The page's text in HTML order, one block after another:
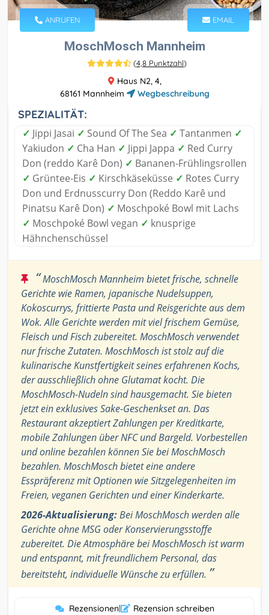
ANRUFEN EMAIL
MoschMosch Mannheim
(4,8 Punktzahl)
Haus N2, 4,
68161 Mannheim
Wegbeschreibung
SPEZIALITÄT:
✓ Jippi Jasai ✓ Sound Of The Sea ✓ Tantanmen ✓
Yakiudon ✓ Cha Han ✓ Jippi Jappa ✓ Red Curry
Don (reddo Karê Don) ✓ Bananen-Frühlingsrollen
✓ Grüntee-Eis ✓ Kirschkäseküsse ✓ Rotes Curry
Don und Erdnusscurry Don (Reddo Karê und
Pinatsu Karê Don) ✓ Moschpoké Bowl mit Lachs
✓ Moschpoké Bowl vegan ✓ knusprige
Hähnchenschüssel
“MoschMosch Mannheim bietet frische, schnelle
Gerichte wie Ramen, japanische Nudelsuppen,
Kokoscurrys, frittierte Pasta und Reisgerichte aus dem
Wok. Alle Gerichte werden mit viel frischem Gemüse,
Fleisch und Fisch zubereitet. MoschMosch verwendet
nur frische Zutaten. MoschMosch ist stolz auf die
kulinarische Kunstfertigkeit seines erfahrenen Kochs,
der ausschließlich ohne Glutamat kocht. Die
MoschMosch-Nudeln sind hausgemacht. Sie bieten
jetzt ein exklusives Sake-Geschenkset an. Das
Restaurant akzeptiert Zahlungen per Kreditkarte,
mobile Zahlungen über NFC und Bargeld. Vorbestellen
und online bezahlen können Sie bei MoschMosch
bezahlen. MoschMosch bietet eine andere
Esspräferenz mit Optionen wie Sitzgelegenheiten im
Freien, veganen Gerichten und einer Kinderkarte.
2026-Aktualisierung:Bei MoschMosch werden alle
Gerichte ohne MSG oder Konservierungsstoffe
zubereitet. Die Atmosphäre bei MoschMosch ist warm
und entspannt, mit freundlichem Personal, das
bereitsteht, individuelle Wünsche zu erfüllen. ”
Rezensionen| Rezension schreiben